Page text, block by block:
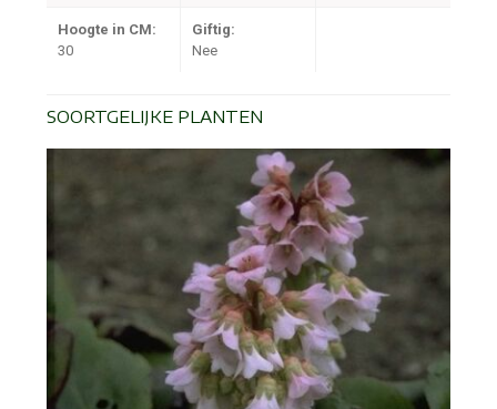
Hoogte in CM:
30
Giftig:
Nee
SOORTGELIJKE PLANTEN